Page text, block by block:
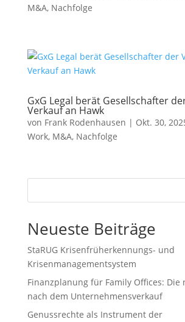
M&A, Nachfolge
GxG Legal berät Gesellschafter
Verkauf an Hawk
von Frank Rodenhausen | Okt. 30,
Work, M&A, Nachfolge
Neueste Beiträge
StaRUG Krisenfrüherkennungs- und
Krisenmanagementsystem
Finanzplanung für Family Offices: Die
nach dem Unternehmensverkauf
Genussrechte als Instrument der